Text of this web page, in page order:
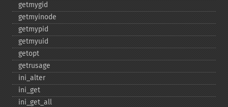
getmygid
getmyinode
getmypid
getmyuid
getopt
getrusage
ini_​alter
ini_​get
ini_​get_​all